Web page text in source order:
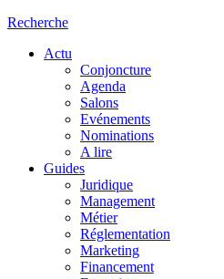
Recherche
Actu
Conjoncture
Agenda
Salons
Evénements
Nominations
A lire
Guides
Juridique
Management
Métier
Réglementation
Marketing
Financement